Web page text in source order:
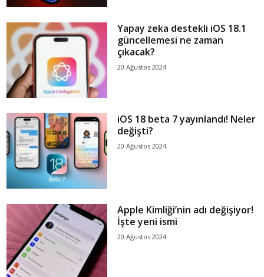
Yapay zeka destekli iOS 18.1
güncellemesi ne zaman
çıkacak?
20 Ağustos 2024
iOS 18 beta 7 yayınlandı! Neler
değişti?
20 Ağustos 2024
Apple Kimliği’nin adı değişiyor!
İşte yeni ismi
20 Ağustos 2024